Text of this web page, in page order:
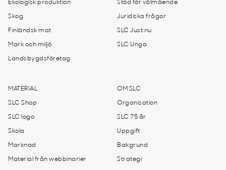
Ekologisk produktion
Skog
Finländsk mat
Mark och miljö
Landsbygdsföretag
Stöd för välmående
Juridiska frågor
SLC Just nu
SLC Unga
MATERIAL
SLC Shop
SLC logo
Skola
Marknad
Material från webbinarier
OM SLC
Organisation
SLC 75 år
Uppgift
Bakgrund
Strategi